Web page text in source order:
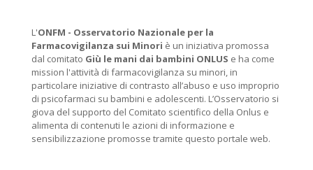
L'ONFM - Osservatorio Nazionale per la
Farmacovigilanza sui Minori è un iniziativa promossa
dal comitato Giù le mani dai bambini ONLUS e ha come
mission l'attività di farmacovigilanza su minori, in
particolare iniziative di contrasto all’abuso e uso improprio
di psicofarmaci su bambini e adolescenti. L’Osservatorio si
giova del supporto del Comitato scientifico della Onlus e
alimenta di contenuti le azioni di informazione e
sensibilizzazione promosse tramite questo portale web.